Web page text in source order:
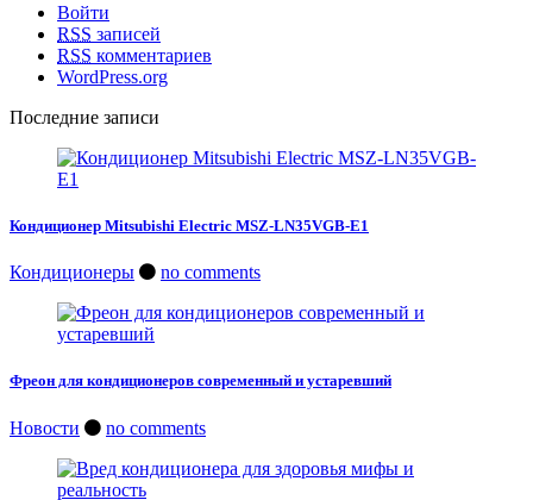
Войти
RSS записей
RSS комментариев
WordPress.org
Последние записи
Кондиционер Mitsubishi Electric MSZ-LN35VGB-E1
Кондиционеры no comments
Фреон для кондиционеров современный и устаревший
Новости no comments